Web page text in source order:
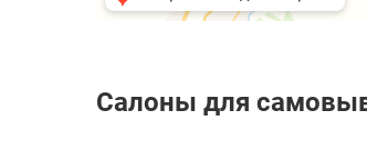
Салоны для